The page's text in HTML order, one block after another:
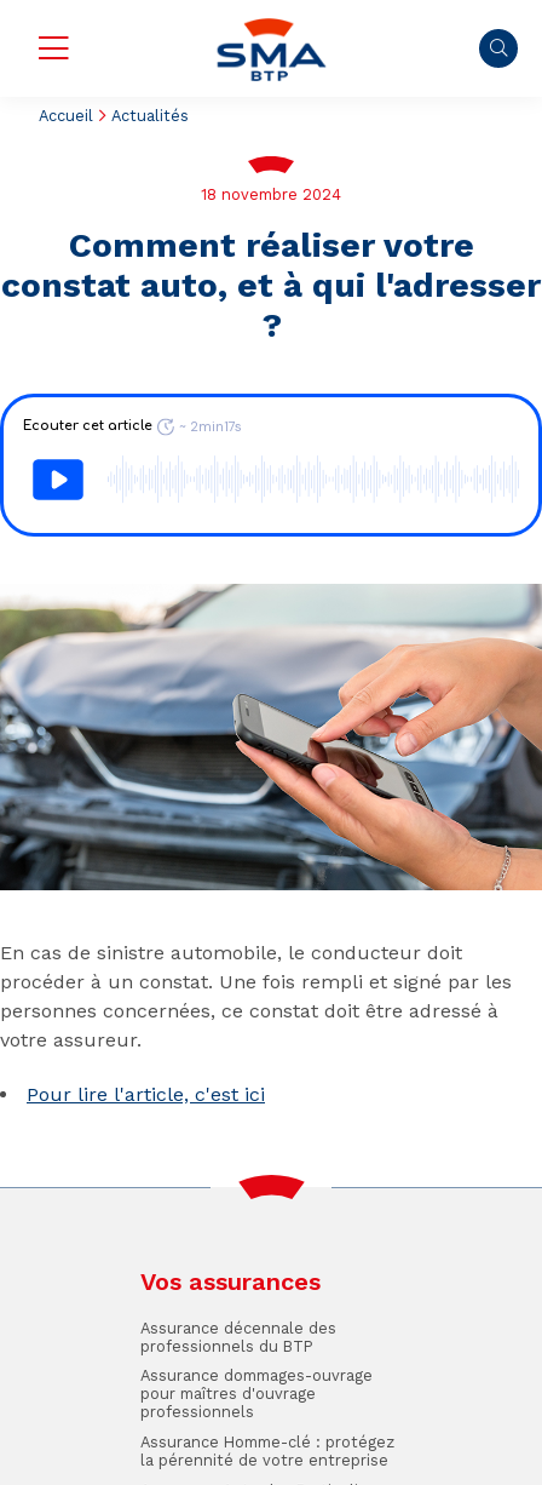
Accueil Actualités
18 novembre 2024
Comment réaliser votre
constat auto, et à qui l'adresser
?
En cas de sinistre automobile, le conducteur doit
procéder à un constat. Une fois rempli et signé par les
personnes concernées, ce constat doit être adressé à
votre assureur.
Pour lire l'article, c'est ici
Vos assurances
Assurance décennale des
professionnels du BTP
Assurance dommages-ouvrage
pour maîtres d'ouvrage
professionnels
Assurance Homme-clé : protégez
la pérennité de votre entreprise